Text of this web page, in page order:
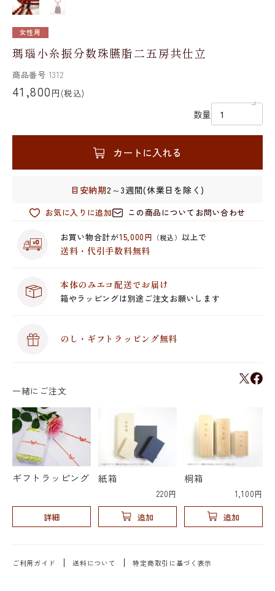
女性用
瑪瑙小糸振分数珠臙脂二五房共仕立
商品番号 1312
41,800 円 (税込)
数量
カートに入れる
目安納期2～3週間(休業日を除く)
お気に入りに追加 この商品についてお問い合わせ
お買い物合計が15,000円 （税込） 以上で
送料・代引手数料無料
本体のみエコ配送でお届け
箱やラッピングは別途ご注文お願いします
のし・ギフトラッピング無料
一緒にご注文
ギフトラッピング
詳細
紙箱
220円
追加
桐箱
1,100円
追加
ご利用ガイド 送料について 特定商取引に基づく表示